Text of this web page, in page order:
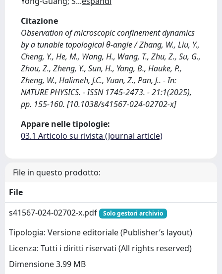
Citazione
Observation of microscopic confinement dynamics
by a tunable topological θ-angle / Zhang, W., Liu, Y.,
Cheng, Y., He, M., Wang, H., Wang, T., Zhu, Z., Su, G.,
Zhou, Z., Zheng, Y., Sun, H., Yang, B., Hauke, P.,
Zheng, W., Halimeh, J.C., Yuan, Z., Pan, J.. - In:
NATURE PHYSICS. - ISSN 1745-2473. - 21:1(2025),
pp. 155-160. [10.1038/s41567-024-02702-x]
Appare nelle tipologie:
03.1 Articolo su rivista (Journal article)
File in questo prodotto:
File
s41567-024-02702-x.pdf
Solo gestori archivio
Tipologia: Versione editoriale (Publisher’s layout)
Licenza: Tutti i diritti riservati (All rights reserved)
Dimensione 3.99 MB